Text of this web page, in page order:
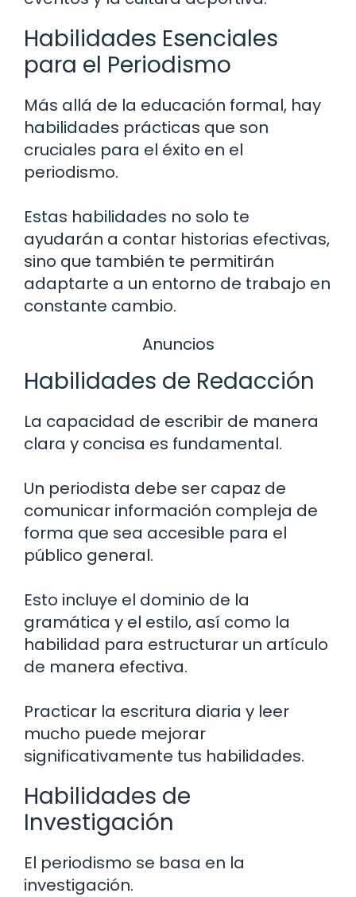
Habilidades Esenciales
para el Periodismo
Más allá de la educación formal, hay
habilidades prácticas que son
cruciales para el éxito en el
periodismo.
Estas habilidades no solo te
ayudarán a contar historias efectivas,
sino que también te permitirán
adaptarte a un entorno de trabajo en
constante cambio.
Anuncios
Habilidades de Redacción
La capacidad de escribir de manera
clara y concisa es fundamental.
Un periodista debe ser capaz de
comunicar información compleja de
forma que sea accesible para el
público general.
Esto incluye el dominio de la
gramática y el estilo, así como la
habilidad para estructurar un artículo
de manera efectiva.
Practicar la escritura diaria y leer
mucho puede mejorar
significativamente tus habilidades.
Habilidades de
Investigación
El periodismo se basa en la
investigación.